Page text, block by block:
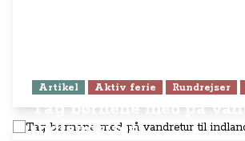
Artikel Aktiv ferie Rundrejser
Tag børnene med på
indlandsisen